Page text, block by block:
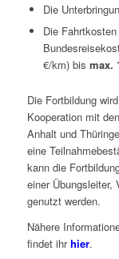
Die
Die
€/km) bis max.
Die Fortbildung
Kooperation mit
Anhalt und
eine
kann die
einer Übungsleiter,
genutzt werden.
Nähere
findet ihrhier.